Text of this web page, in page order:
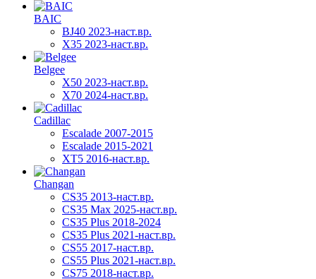
BAIC
BJ40 2023-наст.вр.
X35 2023-наст.вр.
Belgee
X50 2023-наст.вр.
X70 2024-наст.вр.
Cadillac
Escalade 2007-2015
Escalade 2015-2021
XT5 2016-наст.вр.
Changan
CS35 2013-наст.вр.
CS35 Max 2025-наст.вр.
CS35 Plus 2018-2024
CS35 Plus 2021-наст.вр.
CS55 2017-наст.вр.
CS55 Plus 2021-наст.вр.
CS75 2018-наст.вр.